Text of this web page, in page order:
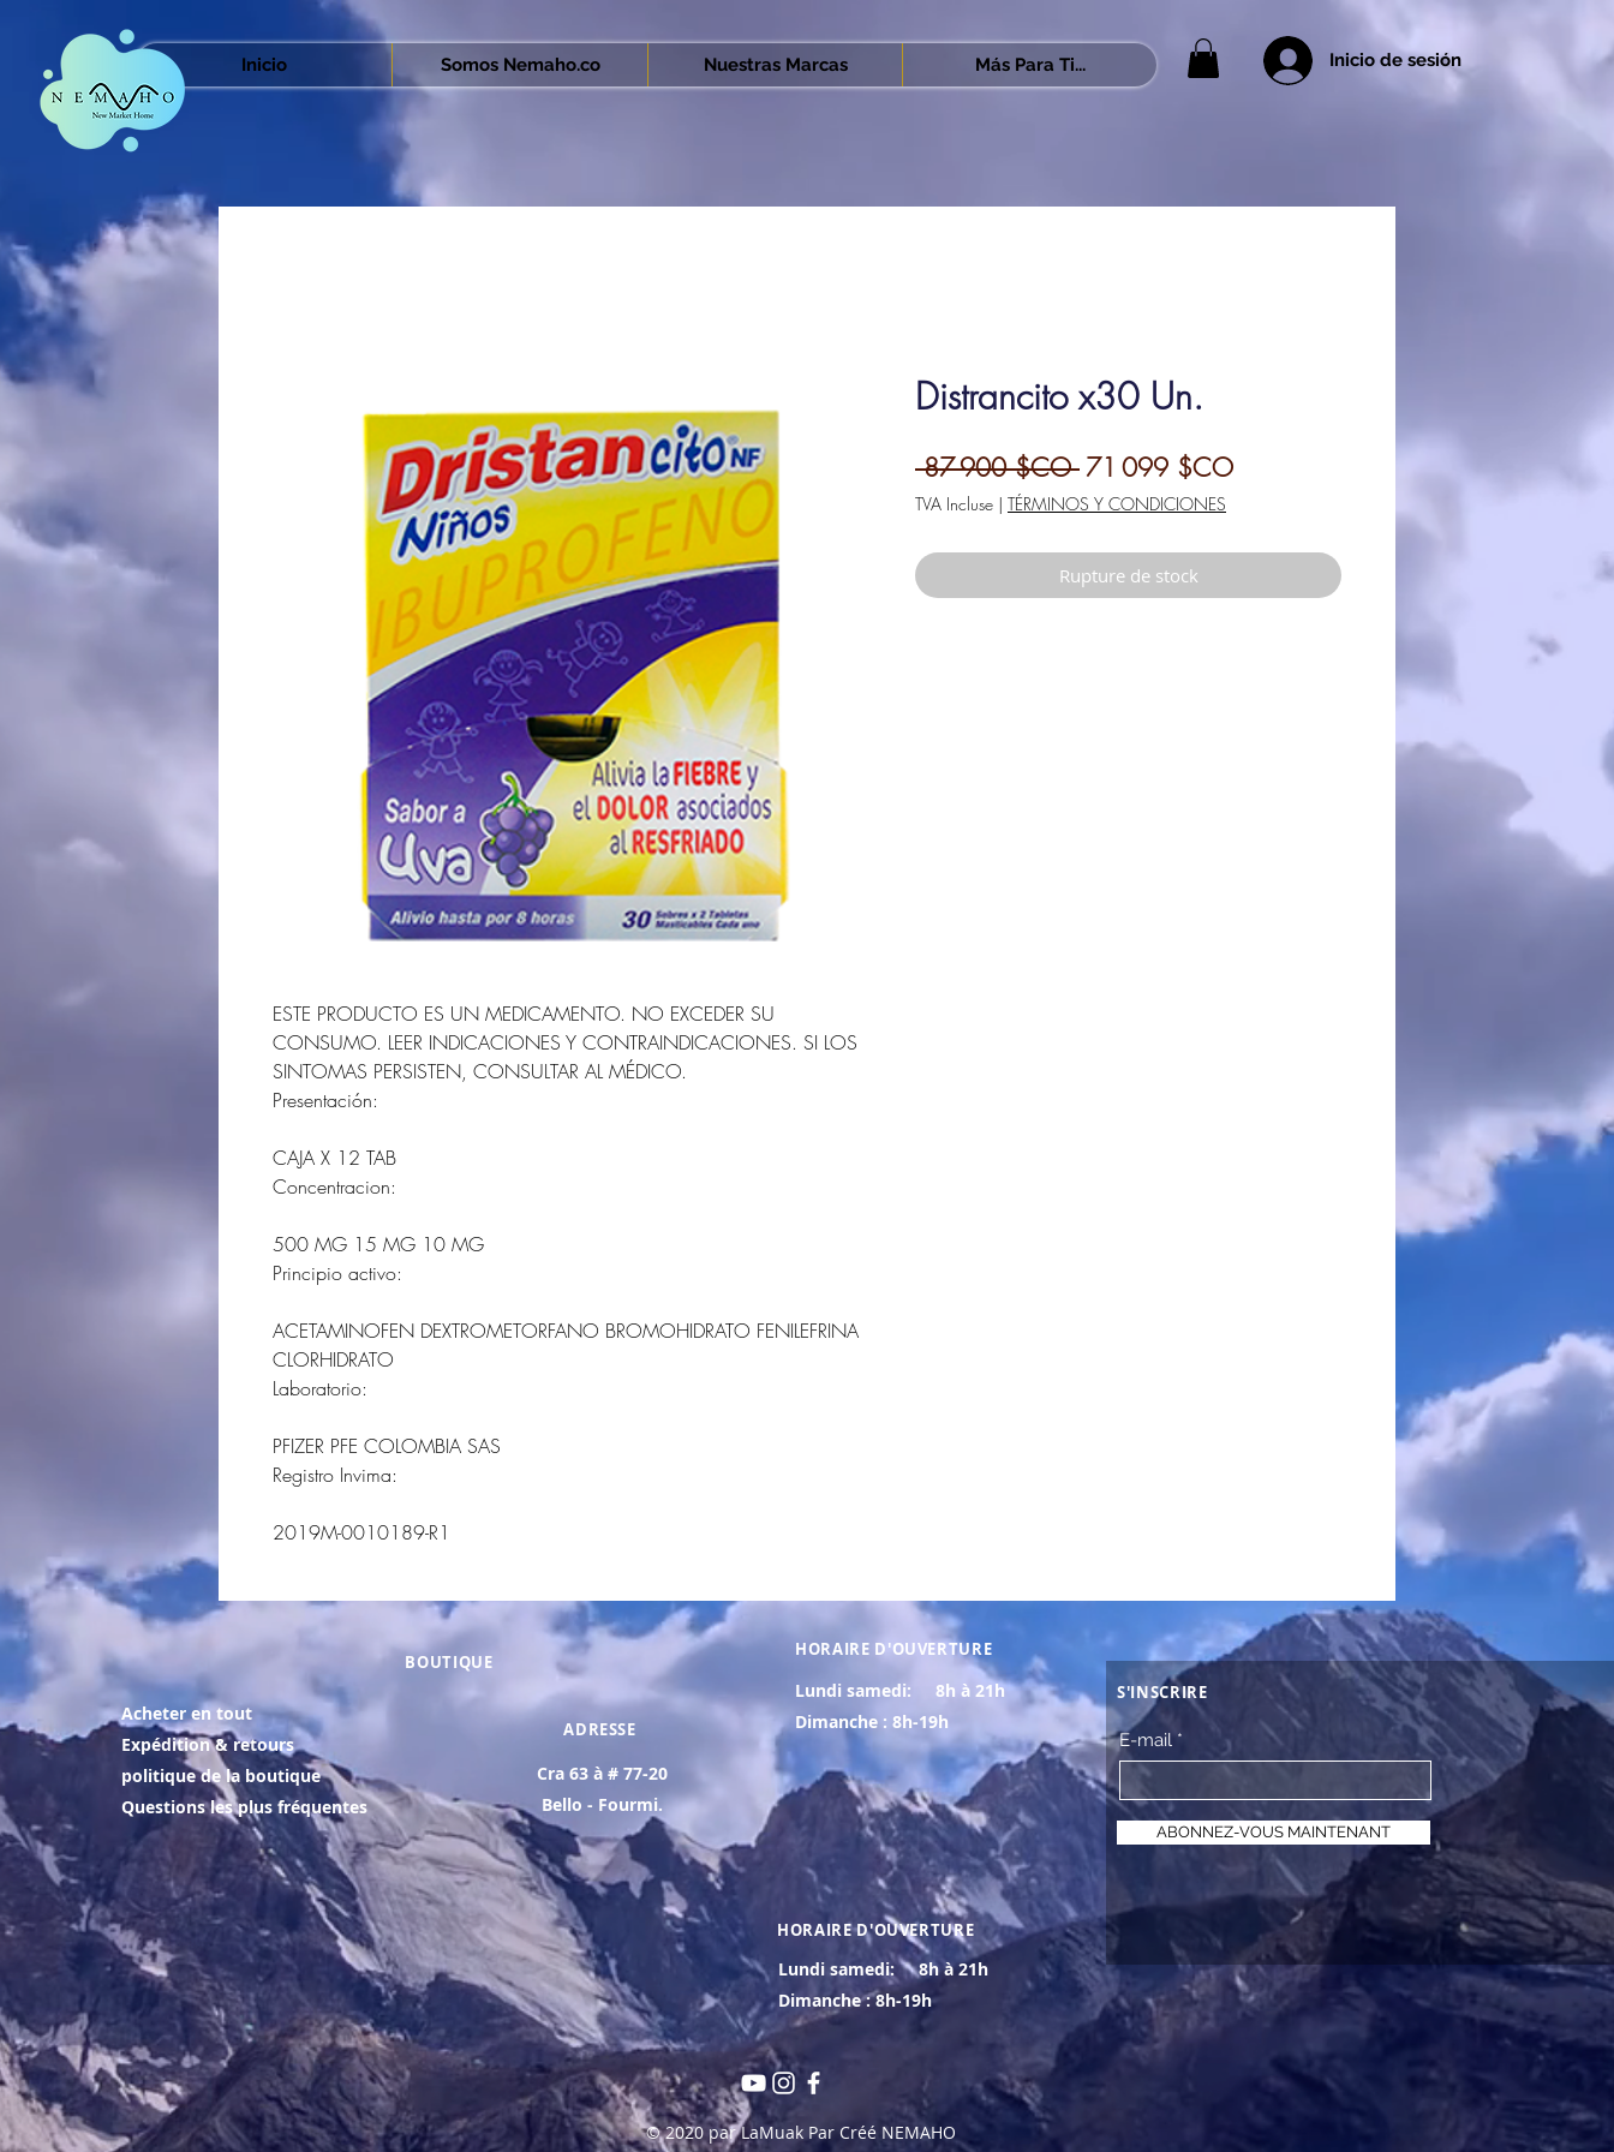
Inicio Somos Nemaho.co Nuestras Marcas Más Para Ti... Inicio de sesión
ESTE PRODUCTO ES UN MEDICAMENTO. NO EXCEDER SU
CONSUMO. LEER INDICACIONES Y CONTRAINDICACIONES. SI LOS
SINTOMAS PERSISTEN, CONSULTAR AL MÉDICO.
Presentación:
CAJA X 12 TAB
Concentracion:
500 MG 15 MG 10 MG
Principio activo:
ACETAMINOFEN DEXTROMETORFANO BROMOHIDRATO FENILEFRINA
CLORHIDRATO
Laboratorio:
PFIZER PFE COLOMBIA SAS
Registro Invima:
2019M-0010189-R1
Distrancito x30 Un.
87 900 $CO Prix
original
71 099 $COPrix
TVA Incluse | TÉRMINOS Y CONDICIONES
Rupture de stock
BOUTIQUE
Acheter en tout
Expédition & retours
politique de la boutique
Questions les plus fréquentes
ADRESSE
Cra 63 à # 77-20
Bello - Fourmi.
HORAIRE D'OUVERTURE
Lundi samedi:
8h à 21h
Dimanche : 8h-19h
HORAIRE D'OUVERTURE
Lundi samedi:
8h à 21h
Dimanche : 8h-19h
S'INSCRIRE
E-mail
ABONNEZ-VOUS MAINTENANT
© 2020 par LaMuak Par Créé NEMAHO